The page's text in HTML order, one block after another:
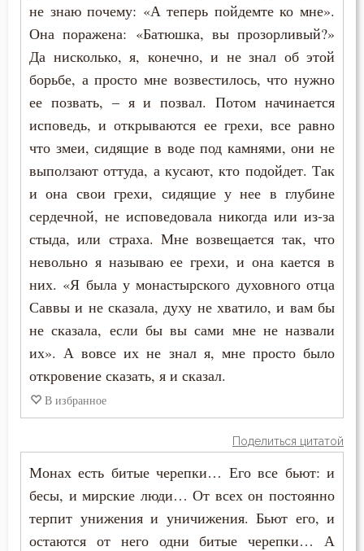
Подготовка к смерти
Познание себя
Покаяние
Последние времена
Послушание
Почитание Бога
Праздник
Причастие
Промысел Божий
Псалтирь
Работа
Радость
не знаю почему: «А теперь пойдемте ко мне».
Она поражена: «Батюшка, вы прозорливый?»
Да нисколько, я, конечно, и не знал об этой
борьбе, а просто мне возвестилось, что нужно
ее позвать, – я и позвал. Потом начинается
исповедь, и открываются ее грехи, все равно
что змеи, сидящие в воде под камнями, они не
выползают оттуда, а кусают, кто подойдет. Так
и она свои грехи, сидящие у нее в глубине
сердечной, не исповедовала никогда или из-за
стыда, или страха. Мне возвещается так, что
невольно я называю ее грехи, и она кается в
них. «Я была у монастырского духовного отца
Саввы и не сказала, духу не хватило, и вам бы
не сказала, если бы вы сами мне не назвали
их». А вовсе их не знал я, мне просто было
откровение сказать, я и сказал.
В избранное
Поделиться цитатой
Монах есть битые черепки… Его все бьют: и
бесы, и мирские люди… От всех он постоянно
терпит унижения и уничижения. Бьют его, и
остаются от него одни битые черепки… А